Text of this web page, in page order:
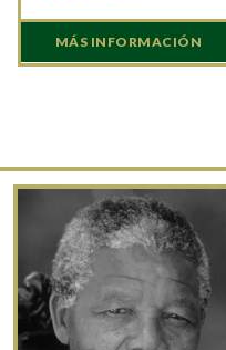
MÁS INFORMACIÓN